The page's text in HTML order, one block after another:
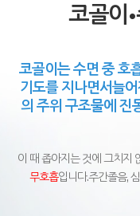
코골이
코골이는 수면 중 호
기도를 지나면서늘
의 주위 구조물에 진
이 때 좁아지는 것에 그치지
무호흡입니다.주간졸음,